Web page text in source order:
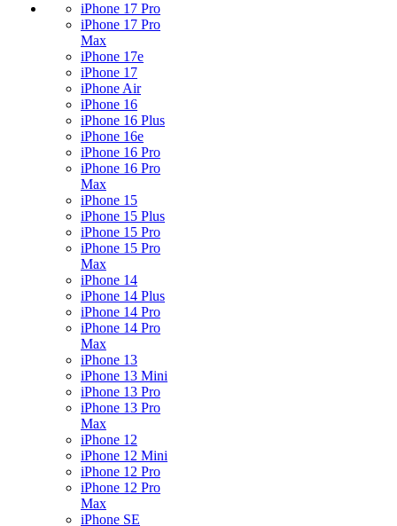
iPhone 17 Pro
iPhone 17 Pro
Max
iPhone 17e
iPhone 17
iPhone Air
iPhone 16
iPhone 16 Plus
iPhone 16e
iPhone 16 Pro
iPhone 16 Pro
Max
iPhone 15
iPhone 15 Plus
iPhone 15 Pro
iPhone 15 Pro
Max
iPhone 14
iPhone 14 Plus
iPhone 14 Pro
iPhone 14 Pro
Max
iPhone 13
iPhone 13 Mini
iPhone 13 Pro
iPhone 13 Pro
Max
iPhone 12
iPhone 12 Mini
iPhone 12 Pro
iPhone 12 Pro
Max
iPhone SE